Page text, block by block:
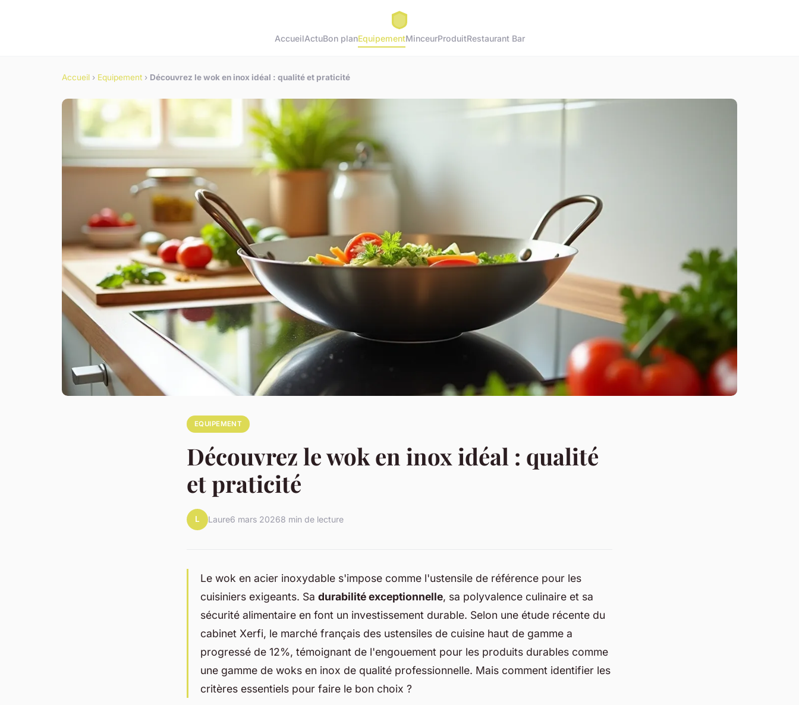
AccueilActuBon planEquipementMinceurProduitRestaurant Bar
Accueil › Equipement › Découvrez le wok en inox idéal : qualité et praticité
EQUIPEMENT
Découvrez le wok en inox idéal : qualité
et praticité
L Laure6 mars 20268 min de lecture
Le wok en acier inoxydable s'impose comme l'ustensile de référence pour les
cuisiniers exigeants. Sa durabilité exceptionnelle, sa polyvalence culinaire et sa
sécurité alimentaire en font un investissement durable. Selon une étude récente du
cabinet Xerfi, le marché français des ustensiles de cuisine haut de gamme a
progressé de 12%, témoignant de l'engouement pour les produits durables comme
une gamme de woks en inox de qualité professionnelle. Mais comment identifier les
critères essentiels pour faire le bon choix ?